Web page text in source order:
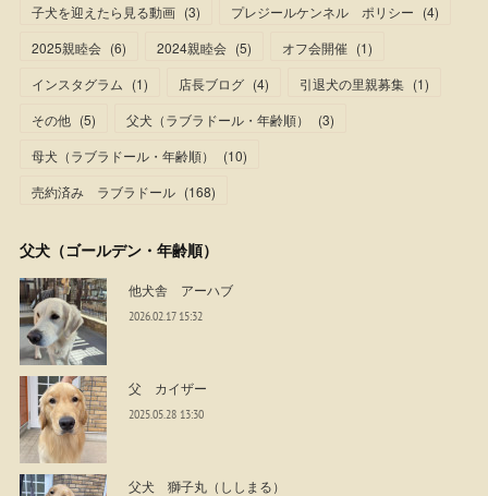
子犬を迎えたら見る動画 (3) プレジールケンネル ポリシー (4)
2025親睦会 (6) 2024親睦会 (5) オフ会開催 (1)
インスタグラム (1) 店長ブログ (4) 引退犬の里親募集 (1)
その他 (5) 父犬（ラブラドール・年齢順） (3)
母犬（ラブラドール・年齢順）
(10)
売約済み ラブラドール (168)
父犬（ゴールデン・年齢順）
他犬舎 アーハブ
2026.02.17 15:32
父 カイザー
2025.05.28 13:30
父犬 獅子丸（ししまる）